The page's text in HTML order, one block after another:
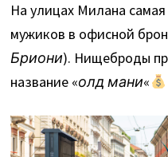
На улицах Милана
мужиков в офисной
Бриони). Нищеброды
название «олд мани«